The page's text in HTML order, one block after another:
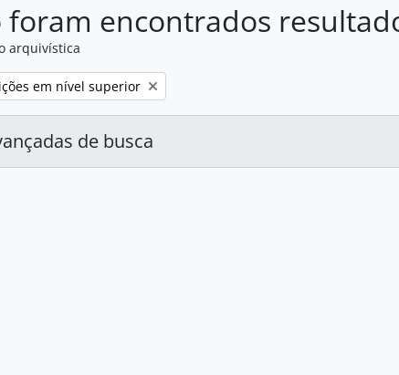
foram encontrados
arquivística
em nível superior
de busca